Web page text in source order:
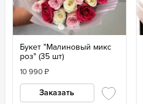
Букет "Малиновый микс
роз" (35 шт)
10 990₽
Заказать